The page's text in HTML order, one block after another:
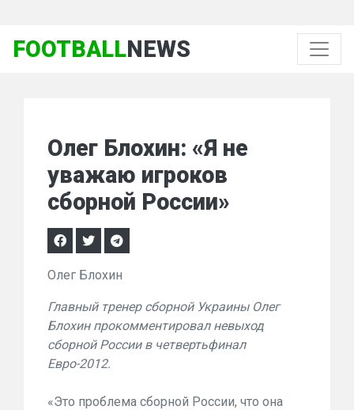
FOOTBALLNEWS
Олег Блохин: «Я не
уважаю игроков
сборной России»
Олег Блохин
Главный тренер сборной Украины Олег
Блохин прокомментировал невыход
сборной России в четвертьфинал
Евро-2012.
«Это проблема сборной России, что она